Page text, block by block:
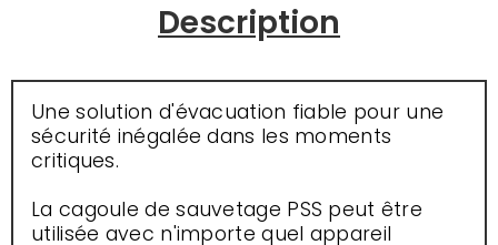
Description
Une solution d'évacuation fiable pour une
sécurité inégalée dans les moments
critiques.
La cagoule de sauvetage PSS peut être
utilisée avec n'importe quel appareil